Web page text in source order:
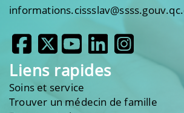
Liens rapides
Soins et service
Trouver un médecin de famille